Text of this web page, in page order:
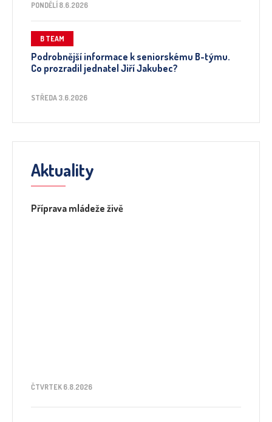
PONDĚLÍ 8.6.2026
B TEAM
Podrobnější informace k seniorskému B-týmu.
Co prozradil jednatel Jiří Jakubec?
STŘEDA 3.6.2026
Aktuality
Příprava mládeže živě
ČTVRTEK 6.8.2026